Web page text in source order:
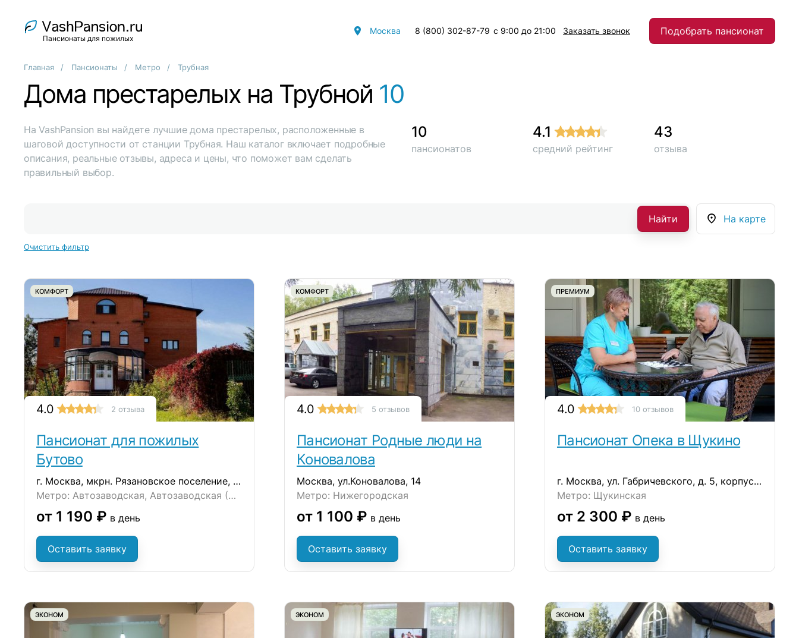
Пансионаты для пожилых
Москва 8 (800) 302-87-79 с 9:00 до 21:00 Заказать звонок Подобрать пансионат
Главная Пансионаты Метро Трубная
Дома престарелых на Трубной 10
На VashPansion вы найдете лучшие дома престарелых, расположенные в
шаговой доступности от станции Трубная. Наш каталог включает подробные
описания, реальные отзывы, адреса и цены, что поможет вам сделать
правильный выбор.
10
пансионатов
4.1
средний рейтинг
43
отзыва
Найти На карте
Очистить фильтр
КОМФОРТ
4.0 2 отзыва
Пансионат для пожилых
Бутово
г. Москва, мкрн. Рязановское поселение, ул. Восточная, д. 6
Метро: Автозаводская, Автозаводская (МЦК), Бульвар Дмитрия Донского
от 1 190 ₽ в день
Оставить заявку
КОМФОРТ
4.0 5 отзывов
Пансионат Родные люди на
Коновалова
Москва, ул.Коновалова, 14
Метро: Нижегородская
от 1 100 ₽ в день
Оставить заявку
ПРЕМИУМ
4.0 10 отзывов
Пансионат Опека в Щукино
г. Москва, ул. Габричевского, д. 5, корпус 8
Метро: Щукинская
от 2 300 ₽ в день
Оставить заявку
ЭКОНОМ ЭКОНОМ ЭКОНОМ